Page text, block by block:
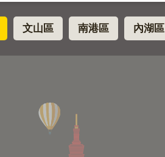
文山區 南港區 內湖區